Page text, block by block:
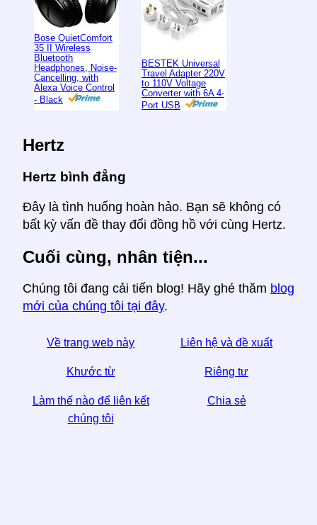
Bose QuietComfort
35 II Wireless
Bluetooth
Headphones, Noise-
Cancelling, with
Alexa Voice Control
- Black
BESTEK Universal
Travel Adapter 220V
to 110V Voltage
Converter with 6A 4-
Port USB
Hertz
Hertz bình đẳng
Đây là tình huống hoàn hảo. Bạn sẽ không có
bất kỳ vấn đề thay đổi đồng hồ với cùng Hertz.
Cuối cùng, nhân tiện...
Chúng tôi đang cải tiến blog! Hãy ghé thăm blog
mới của chúng tôi tại đây.
Về trang web này Liên hệ và đề xuất
Khước từ Riêng tư
Làm thế nào để liên kết
chúng tôi
Chia sẻ